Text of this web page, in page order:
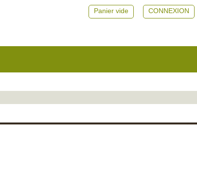
CONNEXION
Panier vide